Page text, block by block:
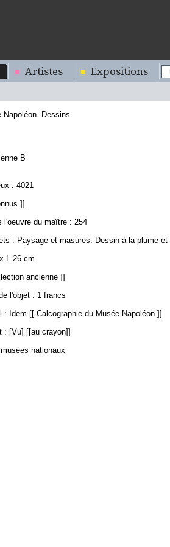
Artistes Expositions
Napoléon. Dessins.
B
: 4021
]]
l'oeuvre du maître : 254
: Paysage et masures. Dessin à la plume et
L.26 cm
ancienne ]]
l'objet : 1 francs
: Idem [[ Calcographie du Musée Napoléon ]]
: [Vu] [[au crayon]]
nationaux